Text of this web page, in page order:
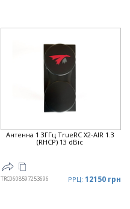
Антенна 1.3ГГц TrueRC X2-AIR 1.3
(RHCP) 13 dBic
TRC0608597253696 РРЦ: 12150 грн